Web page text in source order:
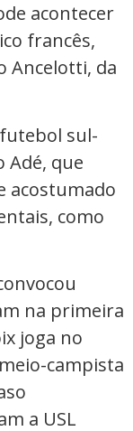
acontecer
francês,
Ancelotti, da
sul-
Adé, que
acostumado
como
na primeira
joga no
campista
a USL